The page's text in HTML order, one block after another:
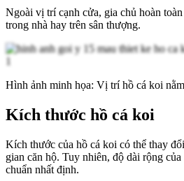
Ngoài vị trí cạnh cửa, gia chủ hoàn
trong nhà hay trên sân thượng.
Hình ảnh minh họa: Vị trí hồ cá koi
Kích thước hồ cá koi
Kích thước của hồ cá koi có thể thay
gian căn hộ. Tuy nhiên, độ dài rộng
chuẩn nhất định.